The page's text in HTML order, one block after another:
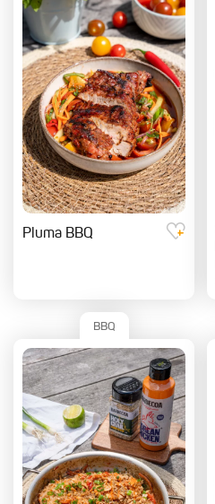
Pluma BBQ
BBQ